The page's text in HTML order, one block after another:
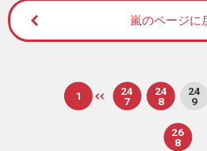
嵐のページに
1
24
7
24
8
24
9
26
8